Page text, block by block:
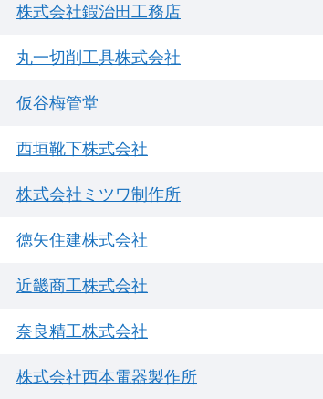
株式会社鍜治田工務店
丸一切削工具株式会社
仮谷梅管堂
西垣靴下株式会社
株式会社ミツワ制作所
徳矢住建株式会社
近畿商工株式会社
奈良精工株式会社
株式会社西本電器製作所